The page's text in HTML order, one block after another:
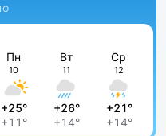
Пн
10
+25°
+11°
Вт
11
+26°
+14°
Ср
12
+21°
+14°